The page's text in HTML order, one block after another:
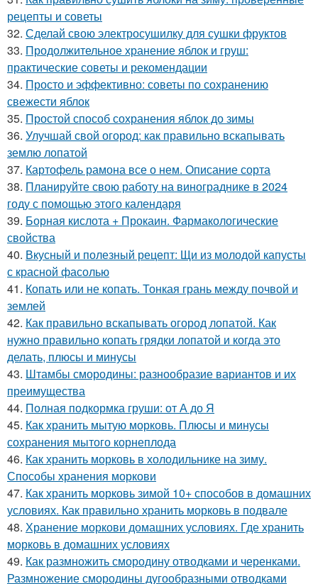
рецепты и советы
32. Сделай свою электросушилку для сушки фруктов
33. Продолжительное хранение яблок и груш:
практические советы и рекомендации
34. Просто и эффективно: советы по сохранению
свежести яблок
35. Простой способ сохранения яблок до зимы
36. Улучшай свой огород: как правильно вскапывать
землю лопатой
37. Картофель рамона все о нем. Описание сорта
38. Планируйте свою работу на винограднике в 2024
году с помощью этого календаря
39. Борная кислота + Прокаин. Фармакологические
свойства
40. Вкусный и полезный рецепт: Щи из молодой капусты
с красной фасолью
41. Копать или не копать. Тонкая грань между почвой и
землей
42. Как правильно вскапывать огород лопатой. Как
нужно правильно копать грядки лопатой и когда это
делать, плюсы и минусы
43. Штамбы смородины: разнообразие вариантов и их
преимущества
44. Полная подкормка груши: от А до Я
45. Как хранить мытую морковь. Плюсы и минусы
сохранения мытого корнеплода
46. Как хранить морковь в холодильнике на зиму.
Способы хранения моркови
47. Как хранить морковь зимой 10+ способов в домашних
условиях. Как правильно хранить морковь в подвале
48. Хранение моркови домашних условиях. Где хранить
морковь в домашних условиях
49. Как размножить смородину отводками и черенками.
Размножение смородины дугообразными отводками